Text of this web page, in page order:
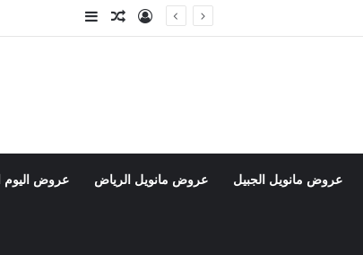
تسجيل الدخول
مقال عشوائي
إضافة عمود
عروض مانويل الجبيل عروض مانويل الرياض عروض اليوم